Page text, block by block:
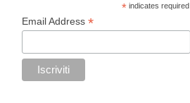
* indicates required
Email Address *